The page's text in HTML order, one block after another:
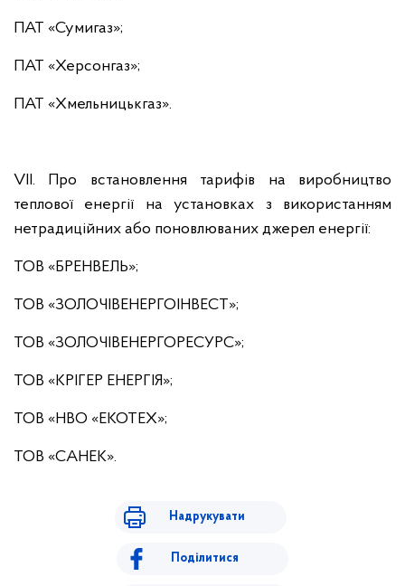
ПАТ «Сумигаз»;
ПАТ «Херсонгаз»;
ПАТ «Хмельницькгаз».
VІІ. Про встановлення тарифів на виробництво
теплової енергії на установках з використанням
нетрадиційних або поновлюваних джерел енергії:
ТОВ «БРЕНВЕЛЬ»;
ТОВ «ЗОЛОЧІВЕНЕРГОІНВЕСТ»;
ТОВ «ЗОЛОЧІВЕНЕРГОРЕСУРС»;
ТОВ «КРІГЕР ЕНЕРГІЯ»;
ТОВ «НВО «ЕКОТЕХ»;
ТОВ «САНЕК».
Надрукувати
Поділитися